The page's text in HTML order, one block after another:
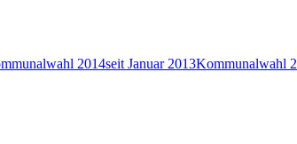
2014seit Januar 2013Kommunalwahl